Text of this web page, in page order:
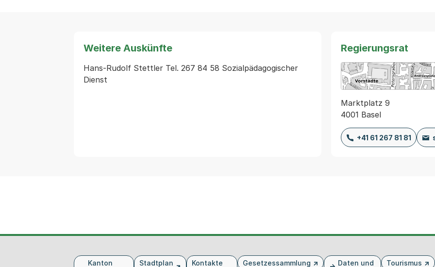
Weitere Auskünfte
Hans-Rudolf Stettler Tel. 267 84 58 Sozialpädagogischer
Regierungsrat
Marktplatz 9
4001 Basel
+41 61 267 81 81
Kanton
Stadtplan
Kontakte
Gesetzessammlung
Daten und
Tourismus